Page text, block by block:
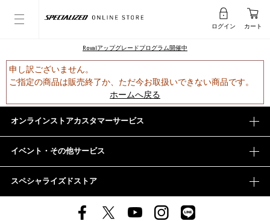
ログイン カート
Rovalアップグレードプログラム開催中
申し訳ございません。
ご指定の商品は販売終了か、ただ今お取扱いできない商品です。
ホームへ戻る
オンラインストアカスタマーサービス
イベント・その他サービス
スペシャライズドストア